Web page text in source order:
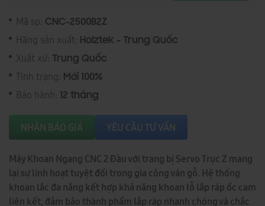
Mã sp: CNC-2500B2Z
Hãng sản xuất: Holztek - Trung Quốc
Xuất xứ: Trung Quốc
Tình trạng: Mới 100%
Bảo hành: 12 tháng
NHẬN BÁO GIÁ YÊU CẦU TƯ VẤN
Máy Khoan Ngang CNC 2 Đầu với trang bị Servo Trục Z mang
lại sự linh hoạt tuyệt đối trong gia công ván gỗ. Hệ thống
khoan lắc đa năng kết hợp khả năng khoan lỗ lắp ráp ốc cam
liên kết, đảm bảo thành phẩm lắp ráp nhanh chóng và chắc